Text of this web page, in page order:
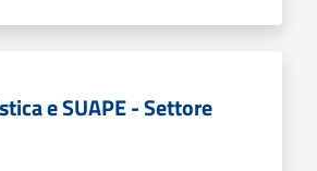
e SUAPE - Settore